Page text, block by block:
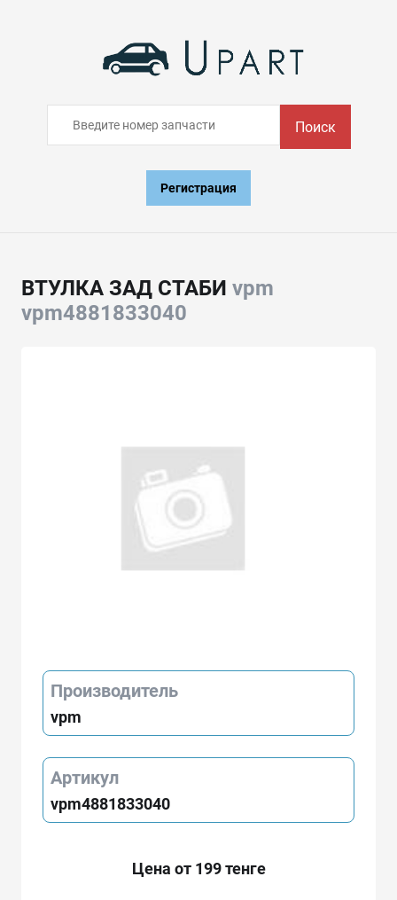
Поиск
Регистрация
ВТУЛКА ЗАД СТАБИ vpm
vpm4881833040
Производитель
vpm
Артикул
vpm4881833040
Цена от 199 тенге